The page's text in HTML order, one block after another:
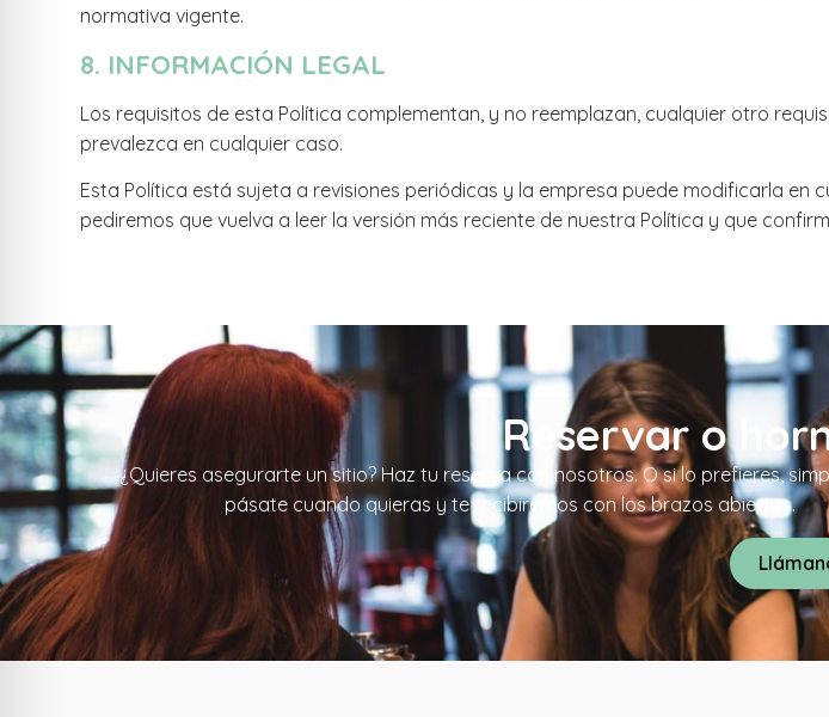
normativa vigente.
8. INFORMACIÓN LEGAL
Los requisitos de esta Política complementan, y no reemplazan, cualquier otro
prevalezca en cualquier caso.
Esta Política está sujeta a revisiones periódicas y la empresa puede modificarla
pediremos que vuelva a leer la versión más reciente de nuestra Política y que
Reservar o
¿Quieres asegurarte un sitio? Haz tu reserva con nosotros. O si lo prefieres,
pásate cuando quieras y te recibiremos con los brazos abiertos.